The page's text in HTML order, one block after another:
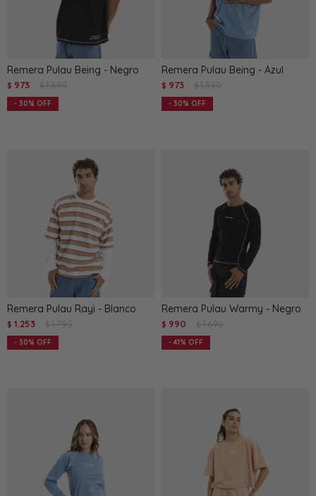
Remera Pulau Being - Negro
$ 973 $ 1.390
30
Remera Pulau Being - Azul
$ 973 $ 1.390
30
Remera Pulau Rayi - Blanco
$ 1.253 $ 1.790
30
Remera Pulau Warmy - Negro
$ 990 $ 1.690
41